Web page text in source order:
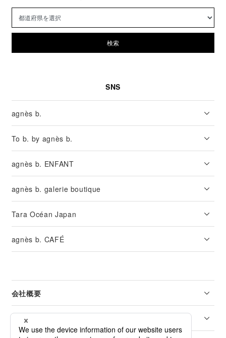
検索
SNS
agnès b.
To b. by agnès b.
agnès b. ENFANT
agnès b. galerie boutique
Tara Océan Japan
agnès b. CAFÉ
会社概要
リーガル